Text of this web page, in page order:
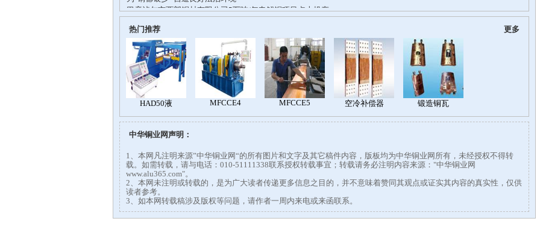
热门推荐 更多
中华铜业网声明：
1、本网凡注明来源”中华铜业网“的所有图片和文字及其它稿件内容，版板均为中华铜业网所有，未经授权不得转
载。如需转载，请与电话：010-51111338联系授权转载事宜；转载请务必注明内容来源："中华铜业网
www.alu365.com"。
2、本网未注明或转载的，是为广大读者传递更多信息之目的，并不意味着赞同其观点或证实其内容的真实性，仅供
读者参考。
3、如本网转载稿涉及版权等问题，请作者一周内来电或来函联系。